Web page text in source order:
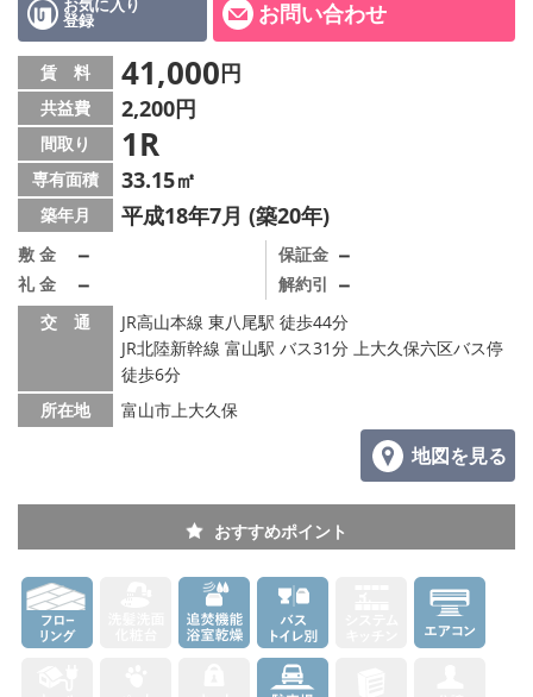
お気に入り
登録 お問い合わせ
賃 料 41,000円
共益費 2,200円
間取り 1R
専有面積 33.15㎡
築年月 平成18年7月 (築20年)
敷 金 －
礼 金 －
保証金 －
解約引 －
交 通
JR高山本線 東八尾駅 徒歩44分
JR北陸新幹線 富山駅 バス31分 上大久保六区バス停
徒歩6分
所在地
富山市上大久保
地図を見る
おすすめポイント